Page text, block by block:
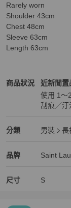
Rarely worn
Shoulder 43cm
Chest 48cm
Sleeve 63cm
Length 63cm
商品狀況
Saint Laurent男裝商
近新閒置
使用 1～
刮痕／汙
分類
Saint Laurent男裝分
男裝
長
品牌
Saint Laurent精品
Saint
Saint Laurent推薦
尺寸 S